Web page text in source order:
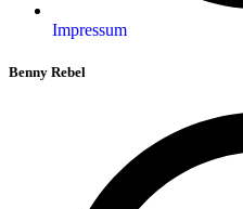
Impressum
Benny Rebel